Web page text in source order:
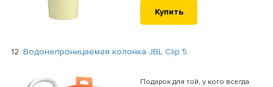
Купить
12. Водонепроницаемая колонка JBL Clip 5
Подарок для той, у кого всегда